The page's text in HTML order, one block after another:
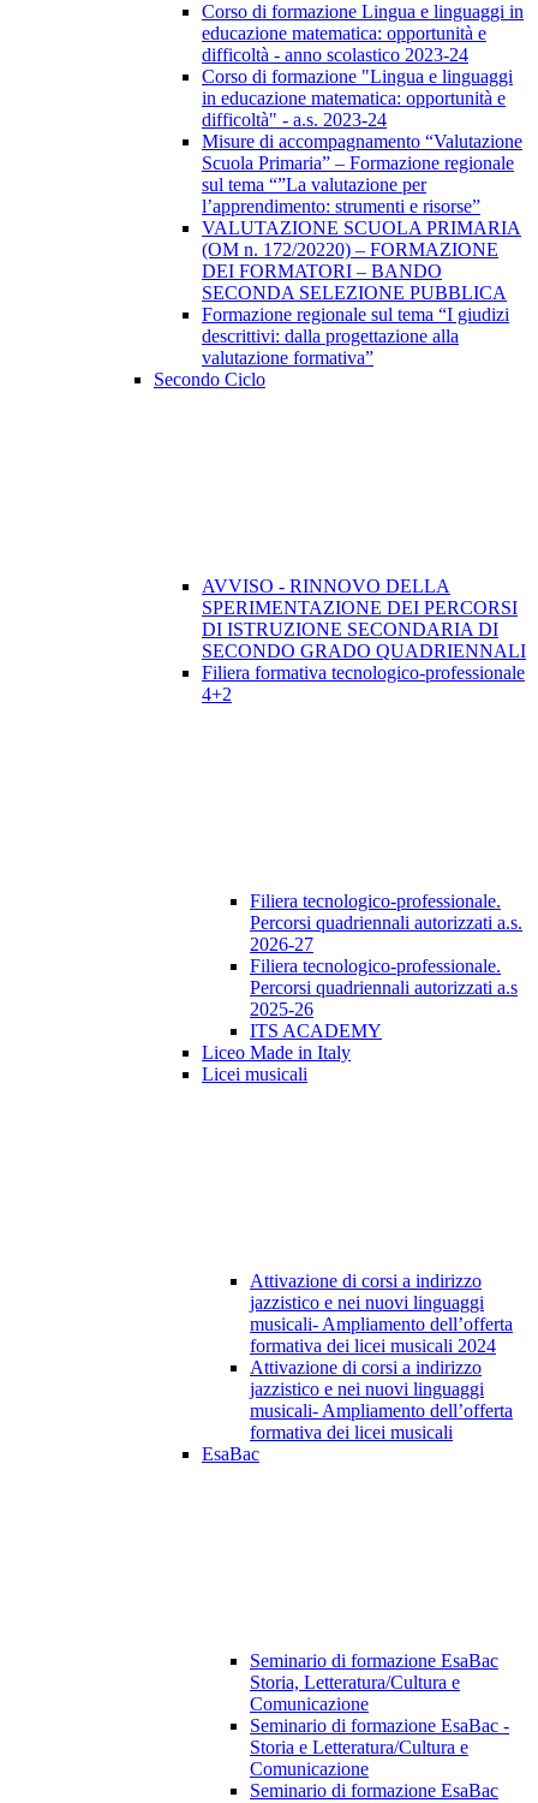
Corso di formazione Lingua e linguaggi in
educazione matematica: opportunità e
difficoltà - anno scolastico 2023-24
Corso di formazione "Lingua e linguaggi
in educazione matematica: opportunità e
difficoltà" - a.s. 2023-24
Misure di accompagnamento “Valutazione
Scuola Primaria” – Formazione regionale
sul tema “”La valutazione per
l’apprendimento: strumenti e risorse”
VALUTAZIONE SCUOLA PRIMARIA
(OM n. 172/20220) – FORMAZIONE
DEI FORMATORI – BANDO
SECONDA SELEZIONE PUBBLICA
Formazione regionale sul tema “I giudizi
descrittivi: dalla progettazione alla
valutazione formativa”
Secondo Ciclo
AVVISO - RINNOVO DELLA
SPERIMENTAZIONE DEI PERCORSI
DI ISTRUZIONE SECONDARIA DI
SECONDO GRADO QUADRIENNALI
Filiera formativa tecnologico-professionale
4+2
Filiera tecnologico-professionale.
Percorsi quadriennali autorizzati a.s.
2026-27
Filiera tecnologico-professionale.
Percorsi quadriennali autorizzati a.s
2025-26
ITS ACADEMY
Liceo Made in Italy
Licei musicali
Attivazione di corsi a indirizzo
jazzistico e nei nuovi linguaggi
musicali- Ampliamento dell’offerta
formativa dei licei musicali 2024
Attivazione di corsi a indirizzo
jazzistico e nei nuovi linguaggi
musicali- Ampliamento dell’offerta
formativa dei licei musicali
EsaBac
Seminario di formazione EsaBac
Storia, Letteratura/Cultura e
Comunicazione
Seminario di formazione EsaBac -
Storia e Letteratura/Cultura e
Comunicazione
Seminario di formazione EsaBac